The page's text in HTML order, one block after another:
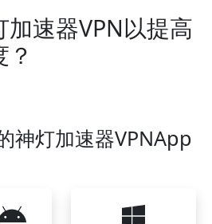
速器VPN以提高
神灯加速器VPNApp